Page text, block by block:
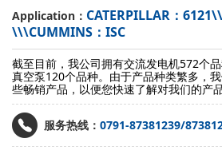
Application： CATERPILLAR：
\\\CUMMINS：ISC
截至目前，我公司拥有交流发电机572个
真空泵120个品种。由于产品种类繁多，
些畅销产品，以便您快速了解对我们的产
服务热线： 0791-87381239/